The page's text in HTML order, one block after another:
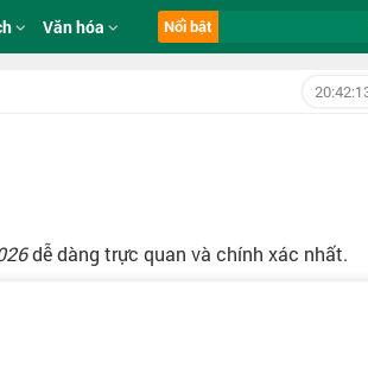
Văn hóa Nổi bật
dễ dàng trực quan và chính xác nhất.